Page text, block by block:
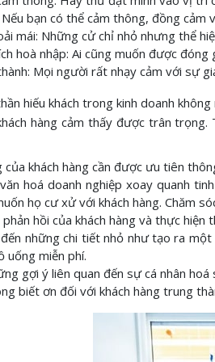
Nếu bạn có thể cảm thông, đồng
mái: Những cử chỉ nhỏ nhưng thể
hoà nhập: Ai cũng muốn được
Mọi người rất nhạy cảm với sự
hiếu khách trong kinh doanh
hàng cảm thấy được trân
của khách hàng cần được ưu tiên
hoá doanh nghiệp xoay quanh
họ cư xử với khách hàng. Chăm
hồi của khách hàng và thực hiện
những chi tiết nhỏ như tạo ra
uống miễn phí.
gợi ý liên quan đến sự cá nhân
biết ơn đối với khách hàng trung